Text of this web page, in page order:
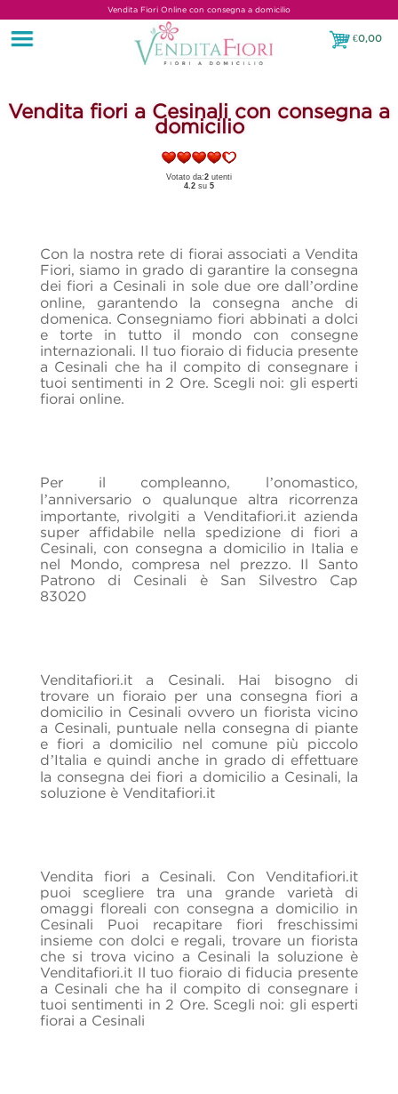
Vendita Fiori Online con consegna a domicilio
€0,00
€0,00
Vendita fiori a Cesinali con consegna a
domicilio
Votato da:2 utenti
4.2 su 5
Con la nostra rete di fiorai associati a Vendita
Fiori, siamo in grado di garantire la consegna
dei fiori a Cesinali in sole due ore dall’ordine
online, garantendo la consegna anche di
domenica. Consegniamo fiori abbinati a dolci
e torte in tutto il mondo con consegne
internazionali. Il tuo fioraio di fiducia presente
a Cesinali che ha il compito di consegnare i
tuoi sentimenti in 2 Ore. Scegli noi: gli esperti
fiorai online.
Per il compleanno, l’onomastico,
l’anniversario o qualunque altra ricorrenza
importante, rivolgiti a Venditafiori.it azienda
super affidabile nella spedizione di fiori a
Cesinali, con consegna a domicilio in Italia e
nel Mondo, compresa nel prezzo. Il Santo
Patrono di Cesinali è San Silvestro Cap
83020
Venditafiori.it a Cesinali. Hai bisogno di
trovare un fioraio per una consegna fiori a
domicilio in Cesinali ovvero un fiorista vicino
a Cesinali, puntuale nella consegna di piante
e fiori a domicilio nel comune più piccolo
d’Italia e quindi anche in grado di effettuare
la consegna dei fiori a domicilio a Cesinali, la
soluzione è Venditafiori.it
Vendita fiori a Cesinali. Con Venditafiori.it
puoi scegliere tra una grande varietà di
omaggi floreali con consegna a domicilio in
Cesinali Puoi recapitare fiori freschissimi
insieme con dolci e regali, trovare un fiorista
che si trova vicino a Cesinali la soluzione è
Venditafiori.it Il tuo fioraio di fiducia presente
a Cesinali che ha il compito di consegnare i
tuoi sentimenti in 2 Ore. Scegli noi: gli esperti
fiorai a Cesinali